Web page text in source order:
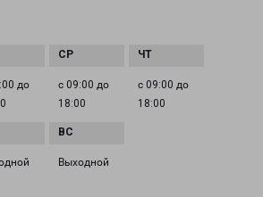
до
с 09:00 до
18:00
с 09:00 до
18:00
Выходной